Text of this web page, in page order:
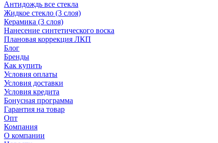
Антидождь все стекла
Жидкое стекло (3 слоя)
Керамика (3 слоя)
Нанесение синтетического воска
Плановая коррекция ЛКП
Блог
Бренды
Как купить
Условия оплаты
Условия доставки
Условия кредита
Бонусная программа
Гарантия на товар
Опт
Компания
О компании